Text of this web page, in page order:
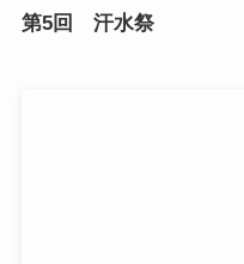
第5回 汗水祭